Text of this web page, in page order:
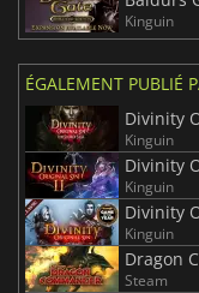
Kinguin
ÉGALEMENT PUBLIÉ
Divinity
Kinguin
Divinity
Kinguin
Divinity
Kinguin
Dragon
Steam